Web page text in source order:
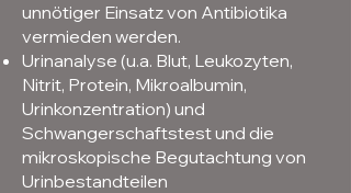
unnötiger Einsatz von Antibiotika
vermieden werden.
Urinanalyse (u.a. Blut, Leukozyten,
Nitrit, Protein, Mikroalbumin,
Urinkonzentration) und
Schwangerschaftstest und die
mikroskopische Begutachtung von
Urinbestandteilen